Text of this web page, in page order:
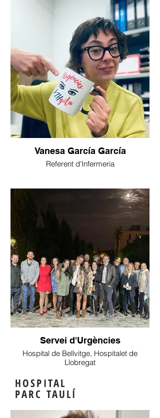
Vanesa García García
Referent d'Infermeria
Servei d'Urgències
Hospital de Bellvitge, Hospitalet de
Llobregat
HOSPITAL
PARC TAULÍ